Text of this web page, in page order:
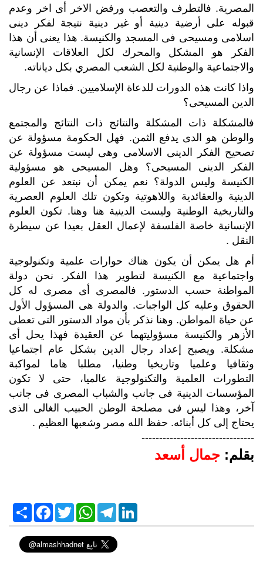
المصرية. فالتطرف والتعصب ورفض الاخر أى اخر وعدم
قبوله على أرضية دينية أو غير دينية نتيجة لفكر دينى
اسلامى ومسيحى فى المسجد والكنيسة. هذا يعنى أن هذا
الفكر هو المشكل والمحرك لكل العلاقات الإنسانية
والاجتماعية والوطنية لكل الشعب المصري بكل دياناته.
واذا كانت هذه الدورات للدعاة الإسلاميين. فماذا عن رجال
الدين المسيحى؟
فالمشكلة ذات المشكلة والنتائج ذات النتائج والمجتمع
والوطن هو الدى يدفع الثمن. فهل الحكومة مسؤولة عن
تصحيح الفكر الدينى الاسلامى وهى ليست مسؤولة عن
الفكر الدينى المسيحى؟ وهل المسيحى هو مسؤولية
الكنيسة وليس الدولة؟ نعم يمكن أن نبتعد عن العلوم
الدينية والعقائدية واللاهوتية وتكون تلك العلوم العصرية
والتاريخية الوطنية وليست الدينية هنا وهنا. تكون العلوم
الإنسانية خاصة الفلسفة لإعمال العقل بعيدا عن سيطرة
النقل .
أم هل يمكن أن يكون هناك حوارات علمية وتكنولوجية
واجتماعية مع الكنيسة لتطوير هذا الفكر. نحن دولة
المواطنة حسب الدستور. فالمصرى أى مصرى له كل
الحقوق وعليه كل الواجبات. والدولة هى المسؤول الأول
عن حياة المواطن. وهنا نذكر بأن مواد الدستور التى تعطى
الأزهر والكنيسة مسؤوليتهما عن العقيدة فهذا يحل أى
مشكلة. ويصبح إعداد رجال الدين بشكل عام اجتماعيا
وثقافيا وعلميا وتاريخيا وطنيا، مطلبا هاما لمواكبة
التطورات العلمية والتكنولوجية عالميا، حتى لا تكون
المؤسسات الدينية فى جانب والشباب المصرى فى جانب
آخر، وهذا ليس فى مصلحة الوطن الحبيب الغالى الذى
يحتاج إلى كل أبنائه. حفظ الله مصر وشعبها العظيم .
--------------------------------
بقلم: جمال أسعد
S
h
a
r
e
F
a
c
e
b
o
T
w
i
t
t
e
W
h
a
t
s
A
T
e
l
e
g
r
L
i
n